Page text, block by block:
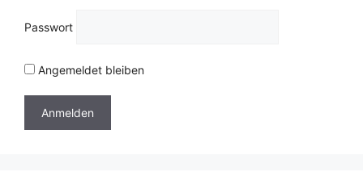
Passwort
Angemeldet bleiben